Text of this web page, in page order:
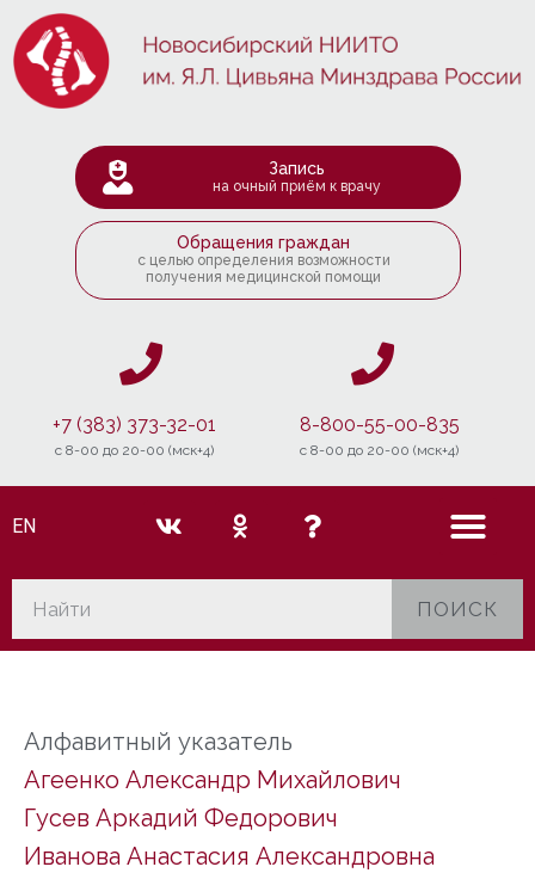
Запись
на очный приём к врачу
Обращения граждан
с целью определения возможности
получения медицинской помощи
+7 (383) 373-32-01
c 8-00 до 20-00 (мск+4)
8-800-55-00-835
c 8-00 до 20-00 (мск+4)
EN
ПОИСК
Алфавитный указатель
Агеенко Александр Михайлович
Гусев Аркадий Федорович
Иванова Анастасия Александровна